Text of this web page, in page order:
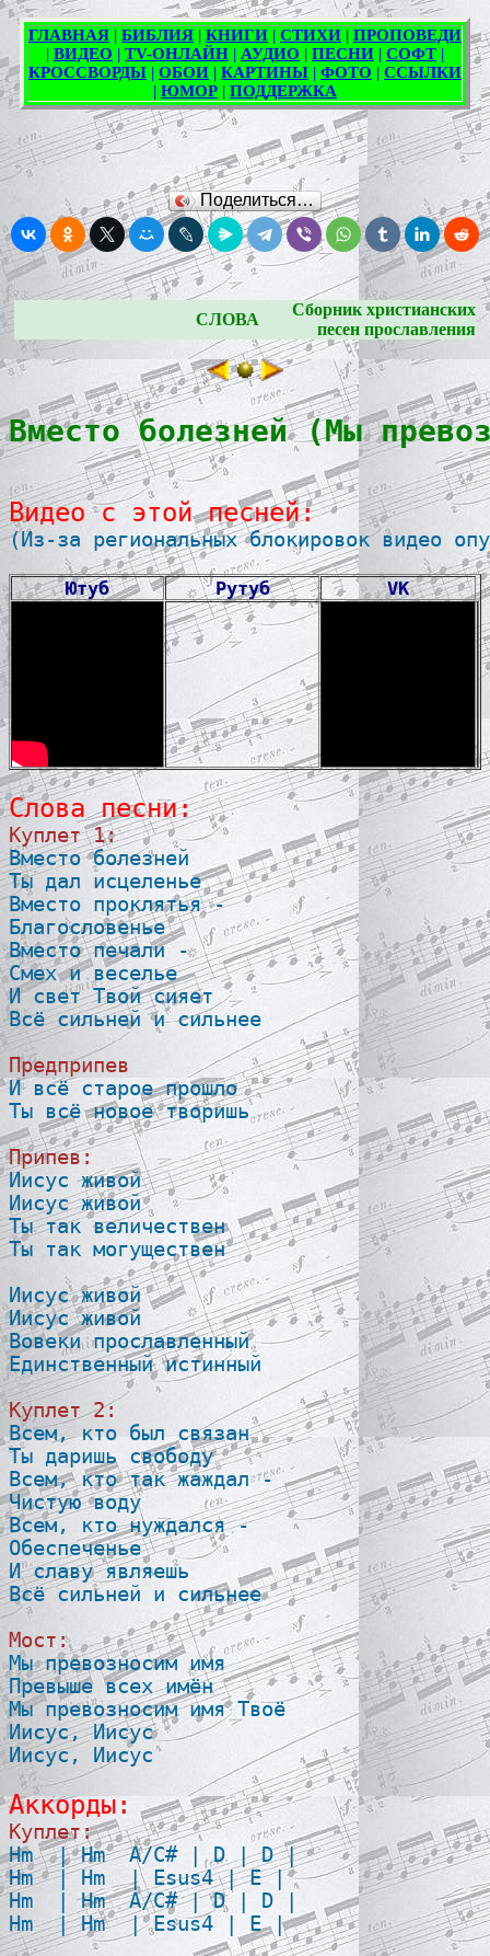
Поделиться…
СЛОВА
Сборник христианских
песен прославления
Вместо болезней (Мы
Видео с этой песней:
(Из-за региональных блокировок видео
Ютуб Рутуб VK
Слова песни:
Куплет 1:
Вместо болезней
Ты дал исцеленье
Вместо проклятья -
Благословенье
Вместо печали -
Смех и веселье
И свет Твой сияет
Всё сильней и сильнее
Предприпев
И всё старое прошло
Ты всё новое творишь
Припев:
Иисус живой
Иисус живой
Ты так величествен
Ты так могуществен
Иисус живой
Иисус живой
Вовеки прославленный
Единственный истинный
Куплет 2:
Всем, кто был связан
Ты даришь свободу
Всем, кто так жаждал -
Чистую воду
Всем, кто нуждался -
Обеспеченье
И славу являешь
Всё сильней и сильнее
Мост:
Мы превозносим имя
Превыше всех имён
Мы превозносим имя Твоё
Иисус, Иисус
Иисус, Иисус
Аккорды:
Куплет:
Hm  | Hm  A/C# | D | D |
Hm  | Hm  | Esus4 | E |
Hm  | Hm  A/C# | D | D |
Hm  | Hm  | Esus4 | E |